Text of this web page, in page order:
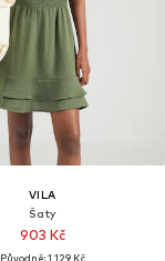
VILA
Šaty
903 Kč
Původně: 1 129 Kč